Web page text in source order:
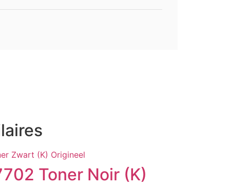
Toner Noir (K)